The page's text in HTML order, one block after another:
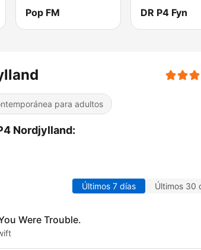
Pop FM DR P4 Fyn
para adultos
Nordjylland:
Últimos 7 días Últimos 30
Were Trouble.